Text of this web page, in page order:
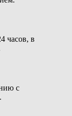
часов, в
с